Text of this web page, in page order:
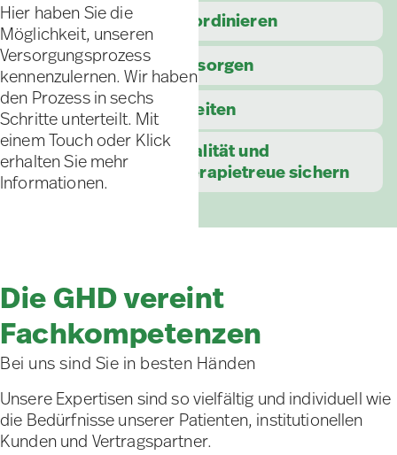
Hier haben Sie die
Möglichkeit, unseren
Versorgungsprozess
kennenzulernen. Wir haben
den Prozess in sechs
Schritte unterteilt. Mit
einem Touch oder Klick
erhalten Sie mehr
Informationen.
Koordinieren
Versorgen
Anleiten
Qualität und
Therapietreue sichern
Die GHD vereint
Fachkompetenzen
Bei uns sind Sie in besten Händen
Unsere Expertisen sind so vielfältig und individuell wie
die Bedürfnisse unserer Patienten, institutionellen
Kunden und Vertragspartner.